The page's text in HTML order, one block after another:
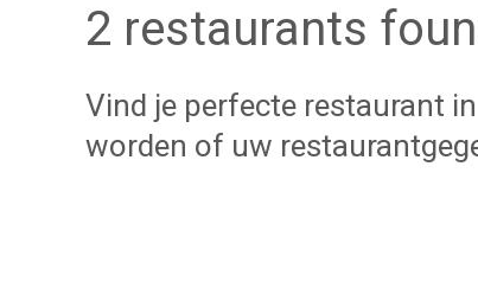
2 restaurants
Vind je perfecte restaurant in
worden of uw